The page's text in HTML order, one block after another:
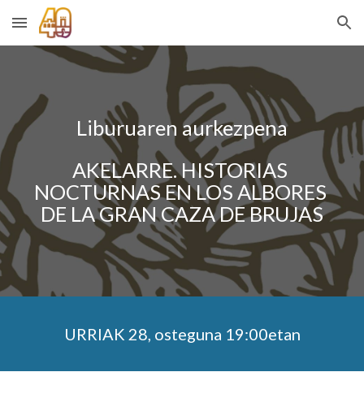
Skip to main content Skip to navigation
Liburuaren aurkezpena
AKELARRE. HISTORIAS
NOCTURNAS EN LOS ALBORES
DE LA GRAN CAZA DE BRUJAS
URRIAK 28, osteguna 19:00etan